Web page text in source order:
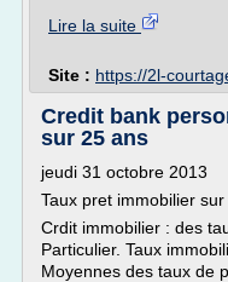
Lire la suite
Site : https://2l-
Credit bank
sur 25 ans
jeudi 31 octobre 2013
Taux pret immobilier
Crdit immobilier : des
Particulier. Taux
Moyennes des taux de